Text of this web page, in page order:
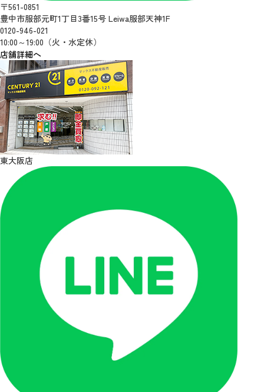
〒561-0851
豊中市服部元町1丁目3番15号 Leiwa服部天神1F
0120-946-021
10:00～19:00（火・水定休）
店舗詳細へ
東大阪店